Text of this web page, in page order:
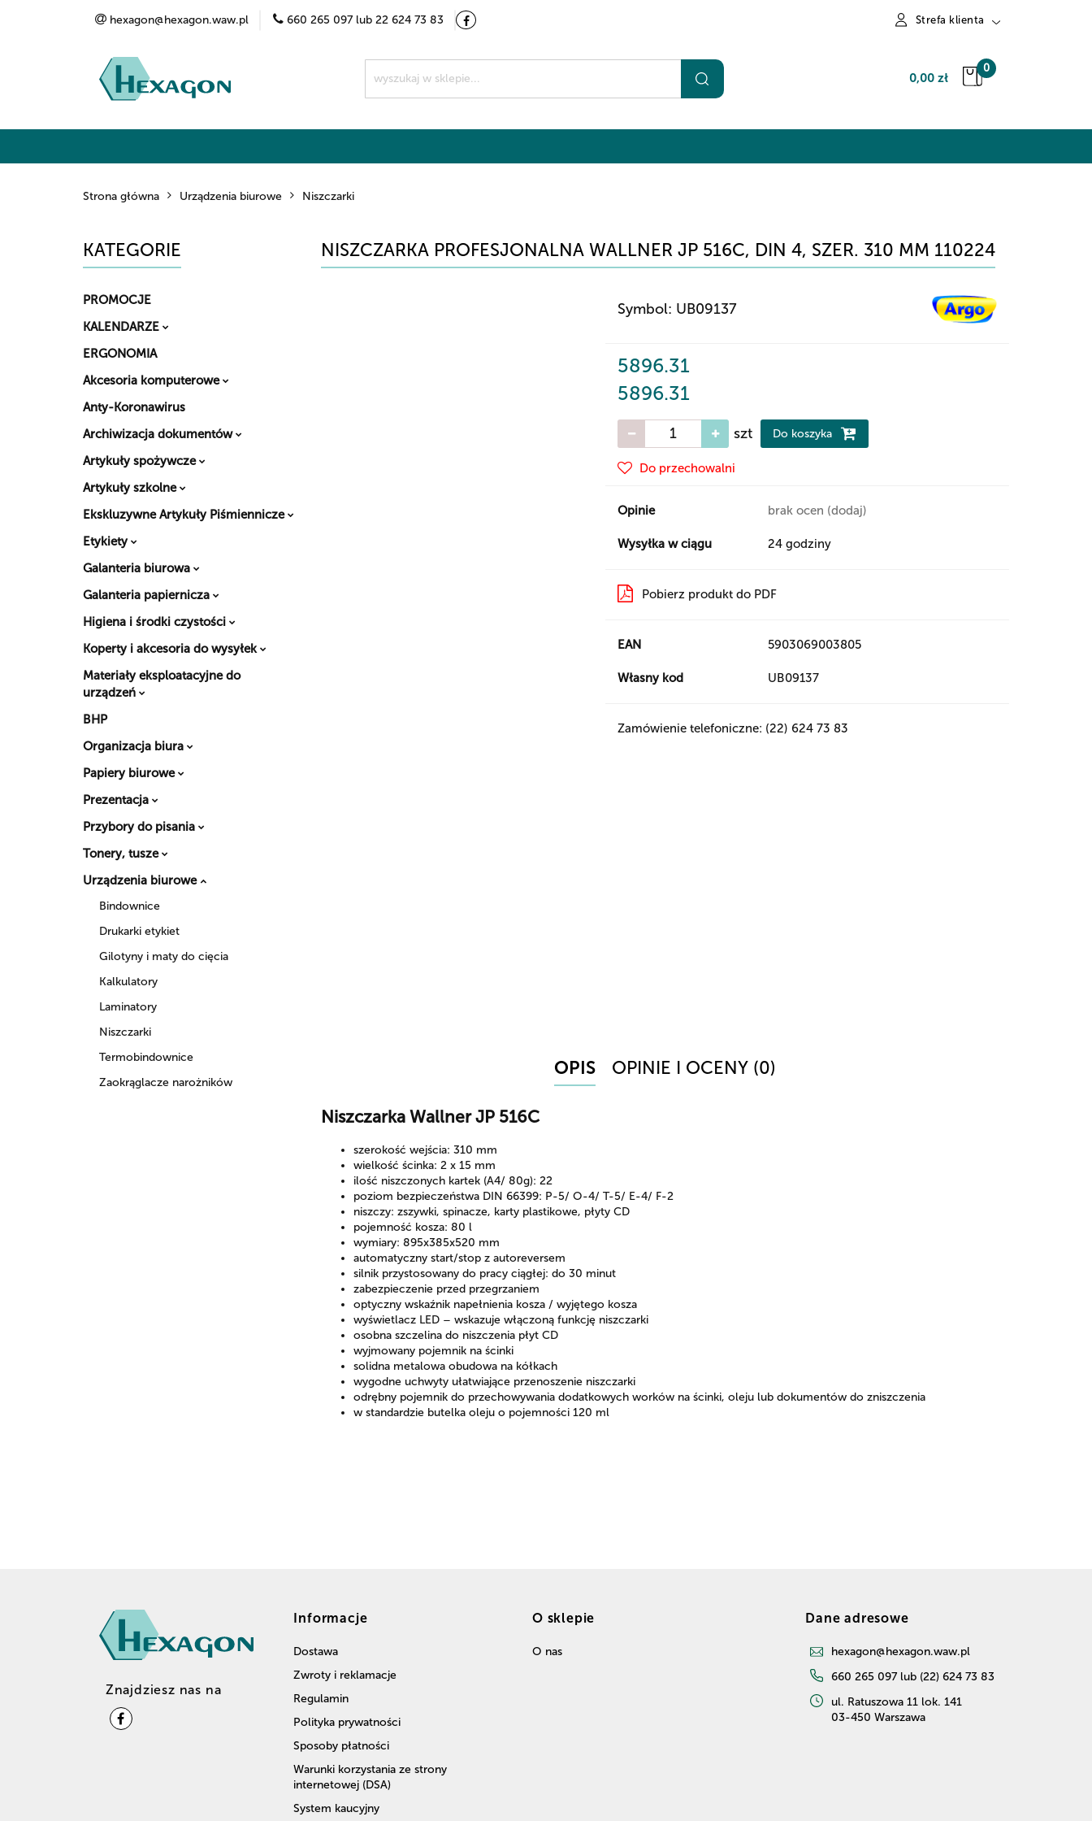
hexagon@hexagon.waw.pl 660 265 097 lub 22 624 73 83 Strefa klienta
Zaloguj się
Zarejestruj się
0,00 zł
0
Kategorie
Strona główna Urządzenia biurowe Niszczarki
KATEGORIE
PROMOCJE
KALENDARZE
ERGONOMIA
Akcesoria komputerowe
Anty-Koronawirus
Archiwizacja dokumentów
Artykuły spożywcze
Artykuły szkolne
Ekskluzywne Artykuły Piśmiennicze
Etykiety
Galanteria biurowa
Galanteria papiernicza
Higiena i środki czystości
Koperty i akcesoria do wysyłek
Materiały eksploatacyjne do
urządzeń
BHP
Organizacja biura
Papiery biurowe
Prezentacja
Przybory do pisania
Tonery, tusze
Urządzenia biurowe
Bindownice
Drukarki etykiet
Gilotyny i maty do cięcia
Kalkulatory
Laminatory
Niszczarki
Termobindownice
Zaokrąglacze narożników
NISZCZARKA PROFESJONALNA WALLNER JP 516C, DIN 4, SZER. 310 MM 110224
Symbol: UB09137
5896.31
5896.31
szt Do koszyka
Do przechowalni
Opinie brak ocen (dodaj)
Wysyłka w ciągu 24 godziny
Pobierz produkt do PDF
EAN 5903069003805
Własny kod UB09137
Zamówienie telefoniczne: (22) 624 73 83
OPIS OPINIE I OCENY (0)
Niszczarka Wallner JP 516C
szerokość wejścia: 310 mm
wielkość ścinka: 2 x 15 mm
ilość niszczonych kartek (A4/ 80g): 22
poziom bezpieczeństwa DIN 66399: P-5/ O-4/ T-5/ E-4/ F-2
niszczy: zszywki, spinacze, karty plastikowe, płyty CD
pojemność kosza: 80 l
wymiary: 895x385x520 mm
automatyczny start/stop z autoreversem
silnik przystosowany do pracy ciągłej: do 30 minut
zabezpieczenie przed przegrzaniem
optyczny wskaźnik napełnienia kosza / wyjętego kosza
wyświetlacz LED – wskazuje włączoną funkcję niszczarki
osobna szczelina do niszczenia płyt CD
wyjmowany pojemnik na ścinki
solidna metalowa obudowa na kółkach
wygodne uchwyty ułatwiające przenoszenie niszczarki
odrębny pojemnik do przechowywania dodatkowych worków na ścinki, oleju lub dokumentów do zniszczenia
w standardzie butelka oleju o pojemności 120 ml
Znajdziesz nas na
Dane adresowe
hexagon@hexagon.waw.pl
660 265 097 lub (22) 624 73 83
ul. Ratuszowa 11 lok. 141
03-450 Warszawa
Informacje
Dostawa
Zwroty i reklamacje
Regulamin
Polityka prywatności
Sposoby płatności
Warunki korzystania ze strony
internetowej (DSA)
System kaucyjny
O sklepie
O nas